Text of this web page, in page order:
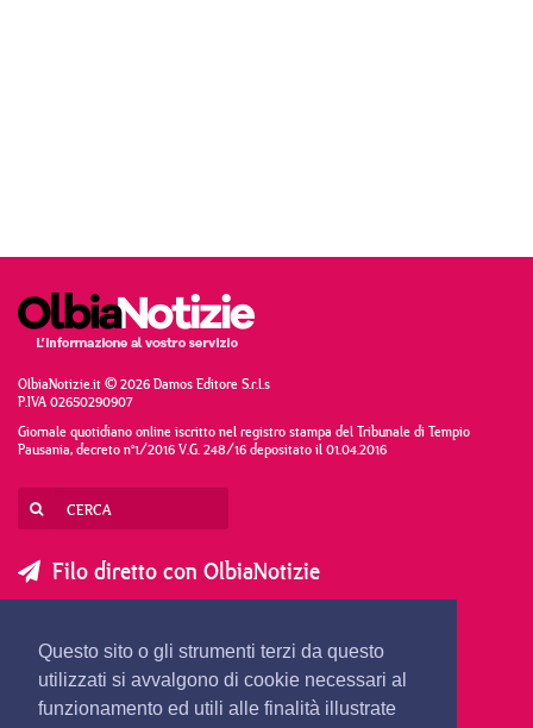
Questo sito o gli strumenti terzi da questo
utilizzati si avvalgono di cookie necessari al
funzionamento ed utili alle finalità illustrate
OlbiaNotizie.it © 2026 Damos Editore S.r.l.s
P.IVA 02650290907
Giornale quotidiano online iscritto nel registro stampa del Tribunale di Tempio
Pausania, decreto n°1/2016 V.G. 248/16 depositato il 01.04.2016
Filo diretto con OlbiaNotizie
SEGNALA UNA NOTIZIA
SEGNALA UN EVENTO